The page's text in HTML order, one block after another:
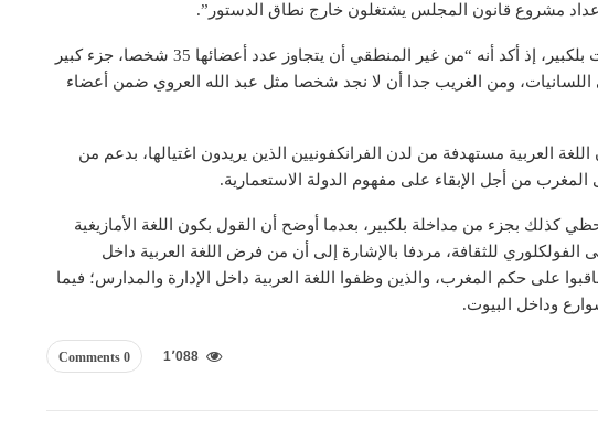
مشروع قانون المجلس يشتغلون خارج نطاق الدستور”.
ولَم تسلم تركيبة اللجنة كذلك من انتقادات بلكبير، إذ أكد أنه “من غير المنطقي أن يتجاوز عدد أعضائها 35 شخصا، جزء كبير
ومن الغريب جدا أن لا نجد شخصا مثل عبد الله العروي ضمن أعضاء
العربية مستهدفة من لدن الفرانكفونيين الذين يريدون اغتيالها، بدعم من
من أجل الإبقاء على مفهوم الدولة الاستعمارية.
حظي كذلك بجزء من مداخلة بلكبير، بعدما أوضح أن القول بكون اللغة الأمازيغية
للثقافة، مردفا بالإشارة إلى أن من فرض اللغة العربية داخل
على حكم المغرب، والذين وظفوا اللغة العربية داخل الإدارة والمدارس؛ فيما
وداخل البيوت.
0 Comments 1٬088